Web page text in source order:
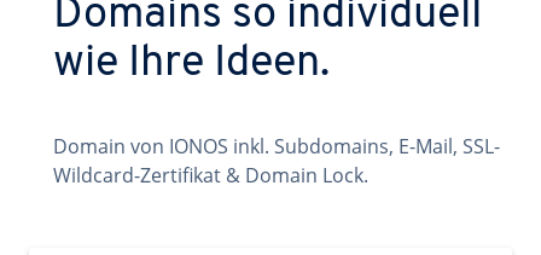
Domains so individuell
wie Ihre Ideen.
Domain von IONOS inkl. Subdomains, E-Mail, SSL-
Wildcard-Zertifikat & Domain Lock.